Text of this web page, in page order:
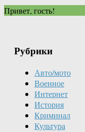
Привет, гость!
Рубрики
Авто/мото
Военное
Интернет
История
Криминал
Культура